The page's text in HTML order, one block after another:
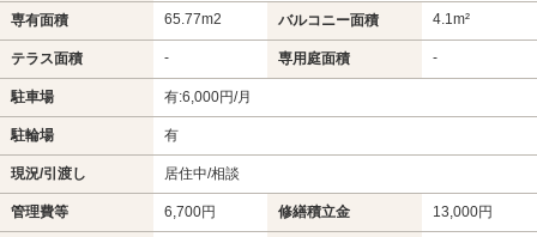
専有面積 65.77m2 バルコニー面積 4.1m²
テラス面積 - 専用庭面積 -
駐車場 有:6,000円/月
駐輪場 有
現況/引渡し 居住中/相談
管理費等 6,700円 修繕積立金 13,000円